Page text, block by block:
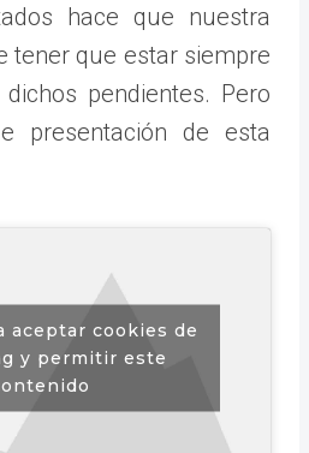
hace que nuestra
tener que estar siempre
pendientes. Pero
presentación de esta
aceptar cookies de
y permitir este